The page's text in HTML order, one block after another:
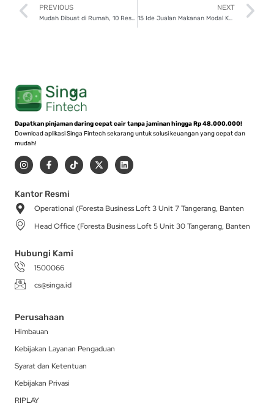
Prev
PREVIOUS
Mudah Dibuat di Rumah, 10 Resep Minuman Segar untuk Buka Puasa
NEXT
15 Ide Jualan Makanan Modal Kecil, Bisa Raup Cuan!
Dapatkan pinjaman daring cepat cair tanpa jaminan hingga Rp 48.000.000!
Download aplikasi Singa Fintech sekarang untuk solusi keuangan yang cepat dan
mudah!
I
n
s
a
g
r
a
m
F
a
c
b
o
-
T
i
k
X
-
t
t
r
L
i
n
i
Kantor Resmi
Operational (Foresta Business Loft 3 Unit 7 Tangerang, Banten
Head Office (Foresta Business Loft 5 Unit 30 Tangerang, Banten
Hubungi Kami
1500066
cs@singa.id
Perusahaan
Himbauan
Kebijakan Layanan Pengaduan
Syarat dan Ketentuan
Kebijakan Privasi
RIPLAY